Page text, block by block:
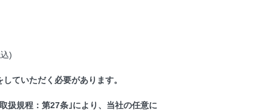
)
ていただく必要があります。
扱規程：第27条｣により、当社の任意に